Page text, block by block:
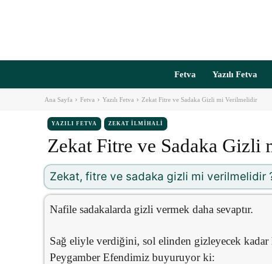
Fetva Yazılı Fetva
Ana Sayfa Fetva Yazılı Fetva Zekat Fitre ve Sadaka Gizli mi Verilmelidir
YAZILI FETVA ZEKAT İLMIHALI
Zekat Fitre ve Sadaka Gizli
Zekat, fitre ve sadaka gizli mi verilmelidir
Nafile sadakalarda gizli vermek daha sevaptır.
Sağ eliyle verdiğini, sol elinden gizleyecek
Peygamber Efendimiz buyuruyor ki: